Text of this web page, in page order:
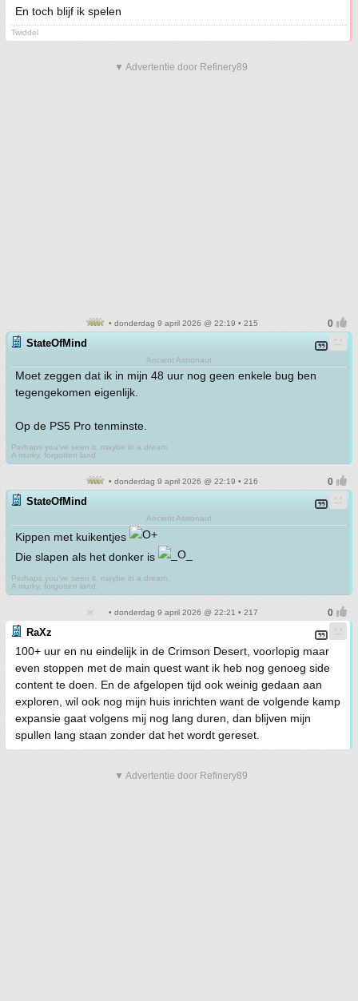
En toch blijf ik spelen
Twiddel
▼ Advertentie door Refinery89
• donderdag 9 april 2026 @ 22:19 • 215
StateOfMind
Ancient Astronaut
Moet zeggen dat ik in mijn 48 uur nog geen enkele bug ben
tegengekomen eigenlijk.
Op de PS5 Pro tenminste.
Perhaps you've seen it, maybe in a dream.
A murky, forgotten land.
• donderdag 9 april 2026 @ 22:19 • 216
StateOfMind
Ancient Astronaut
Kippen met kuikentjes
Die slapen als het donker is
Perhaps you've seen it, maybe in a dream.
A murky, forgotten land.
• donderdag 9 april 2026 @ 22:21 • 217
RaXz
100+ uur en nu eindelijk in de Crimson Desert, voorlopig maar
even stoppen met de main quest want ik heb nog genoeg side
content te doen. En de afgelopen tijd ook weinig gedaan aan
exploren, wil ook nog mijn huis inrichten want de volgende kamp
expansie gaat volgens mij nog lang duren, dan blijven mijn
spullen lang staan zonder dat het wordt gereset.
▼ Advertentie door Refinery89